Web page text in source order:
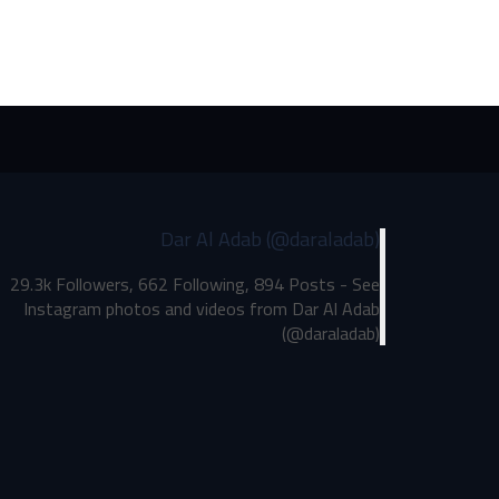
Dar Al Adab (@daraladab)
29.3k Followers, 662 Following, 894 Posts - See
Instagram photos and videos from Dar Al Adab
(@daraladab)